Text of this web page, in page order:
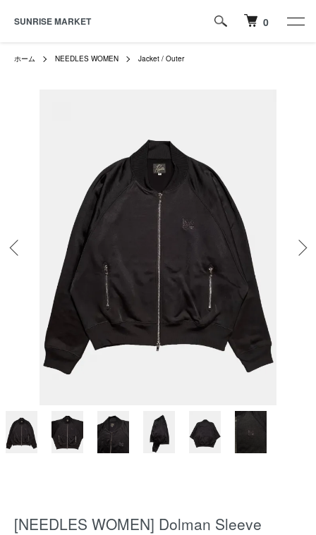
SUNRISE MARKET 0
ホーム NEEDLES WOMEN Jacket / Outer
[NEEDLES WOMEN] Dolman Sleeve